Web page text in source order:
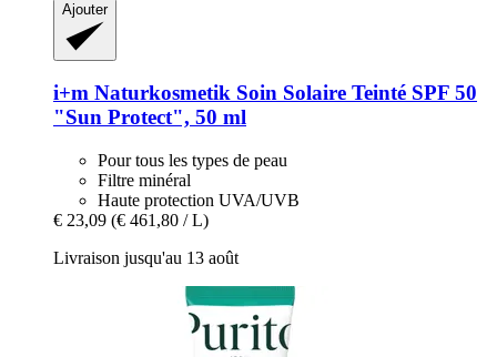
Ajouter
i+m Naturkosmetik Soin Solaire Teinté SPF 50
"Sun Protect", 50 ml
Pour tous les types de peau
Filtre minéral
Haute protection UVA/UVB
€ 23,09 (€ 461,80 / L)
Livraison jusqu'au 13 août